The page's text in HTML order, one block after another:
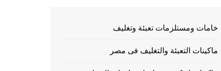
خامات ومستلزمات تعبئة وتغليف
ماكينات التعبئة والتغليف فى مصر